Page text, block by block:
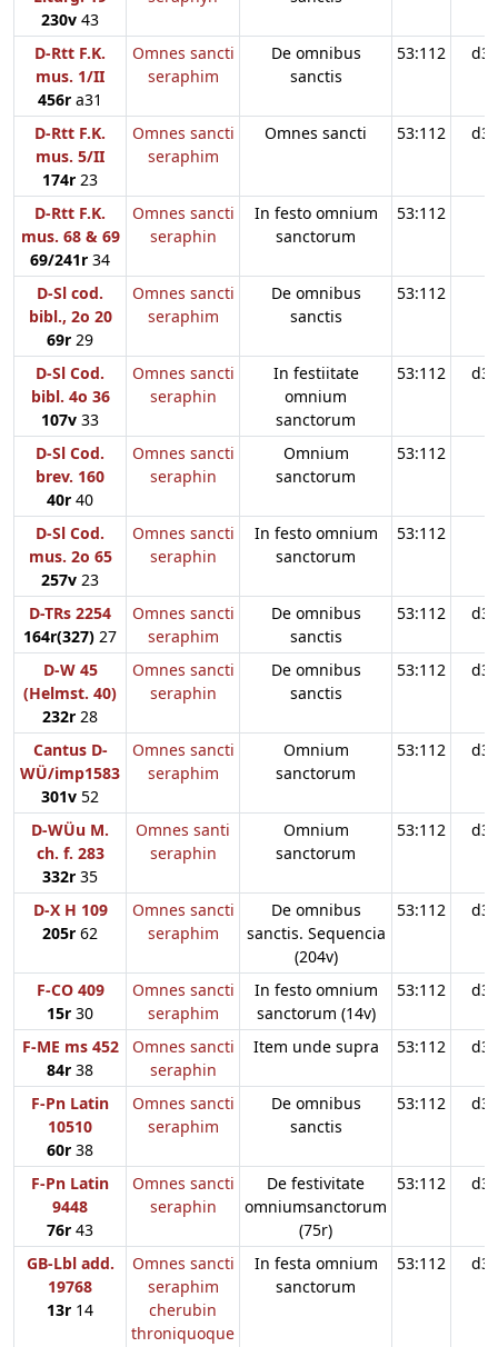
230v 43
D-Rtt F.K.
mus. 1/II
456r a31
Omnes sancti
seraphim
De omnibus
sanctis
53:112 d34
D-Rtt F.K.
mus. 5/II
174r 23
Omnes sancti
seraphim
Omnes sancti 53:112 d34
D-Rtt F.K.
mus. 68 & 69
69/241r 34
Omnes sancti
seraphin
In festo omnium
sanctorum
53:112
D-Sl cod.
bibl., 2o 20
69r 29
Omnes sancti
seraphim
De omnibus
sanctis
53:112
D-Sl Cod.
bibl. 4o 36
107v 33
Omnes sancti
seraphin
In festiitate
omnium
sanctorum
53:112 d34
D-Sl Cod.
brev. 160
40r 40
Omnes sancti
seraphin
Omnium
sanctorum
53:112
D-Sl Cod.
mus. 2o 65
257v 23
Omnes sancti
seraphin
In festo omnium
sanctorum
53:112
D-TRs 2254
164r(327) 27
Omnes sancti
seraphim
De omnibus
sanctis
53:112 d34
D-W 45
(Helmst. 40)
232r 28
Omnes sancti
seraphin
De omnibus
sanctis
53:112 d34
Cantus D-
WÜ/imp1583
301v 52
Omnes sancti
seraphim
Omnium
sanctorum
53:112 d34
D-WÜu M.
ch. f. 283
332r 35
Omnes santi
seraphin
Omnium
sanctorum
53:112 d34
D-X H 109
205r 62
Omnes sancti
seraphim
De omnibus
sanctis. Sequencia
(204v)
53:112 d34
F-CO 409
15r 30
Omnes sancti
seraphim
In festo omnium
sanctorum (14v)
53:112 d34
F-ME ms 452
84r 38
Omnes sancti
seraphin
Item unde supra 53:112 d34
F-Pn Latin
10510
60r 38
Omnes sancti
seraphim
De omnibus
sanctis
53:112 d34
F-Pn Latin
9448
76r 43
Omnes sancti
seraphin
De festivitate
omniumsanctorum
(75r)
53:112 d34
GB-Lbl add.
19768
13r 14
Omnes sancti
seraphim
cherubin
throniquoque
In festa omnium
sanctorum
53:112 d34